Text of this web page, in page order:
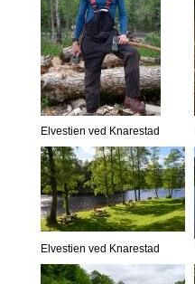
Elvestien ved Knarestad
Elvestien ved Knarestad